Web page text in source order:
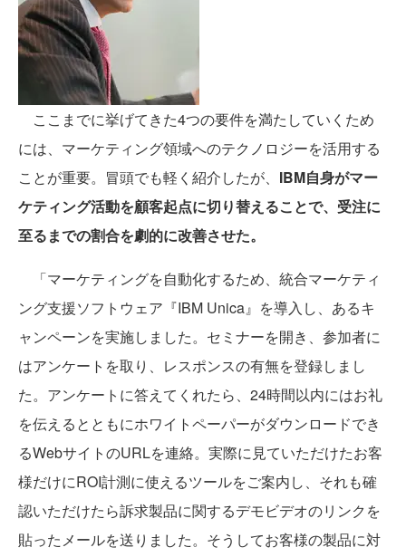
ここまでに挙げてきた4つの要件を満たしていくため
には、マーケティング領域へのテクノロジーを活用する
ことが重要。冒頭でも軽く紹介したが、 IBM自身がマー
ケティング活動を顧客起点に切り替えることで、受注に
至るまでの割合を劇的に改善させた。
「マーケティングを自動化するため、統合マーケティ
ング支援ソフトウェア『IBM Unica』を導入し、あるキ
ャンペーンを実施しました。セミナーを開き、参加者に
はアンケートを取り、レスポンスの有無を登録しまし
た。アンケートに答えてくれたら、24時間以内にはお礼
を伝えるとともにホワイトペーパーがダウンロードでき
るWebサイトのURLを連絡。実際に見ていただけたお客
様だけにROI計測に使えるツールをご案内し、それも確
認いただけたら訴求製品に関するデモビデオのリンクを
貼ったメールを送りました。そうしてお客様の製品に対